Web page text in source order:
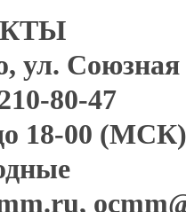
ул. Союзная
80-47
18-00 (МСК)